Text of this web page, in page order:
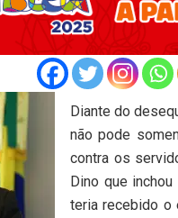
Diante do
não pode
contra os
Dino que
teria recebido o